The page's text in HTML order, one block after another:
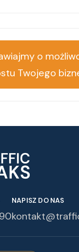
o
Twojego
NAPISZ DO NAS